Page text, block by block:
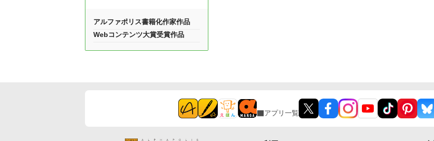
アルファポリス書籍化作家作品
Webコンテンツ大賞受賞作品
アプリ一覧